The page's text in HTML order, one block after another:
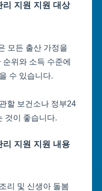
리 지원 지원 대상
모든 출산 가정을
위와 소득 수준에
수 있습니다.
할 보건소나 정부24
것이 좋습니다.
리 지원 지원 내용
리 및 신생아 돌봄